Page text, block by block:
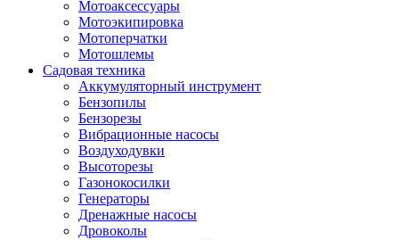
Мотоаксессуары
Мотоэкипировка
Мотоперчатки
Мотошлемы
Садовая техника
Аккумуляторный инструмент
Бензопилы
Бензорезы
Вибрационные насосы
Воздуходувки
Высоторезы
Газонокосилки
Генераторы
Дренажные насосы
Дровоколы